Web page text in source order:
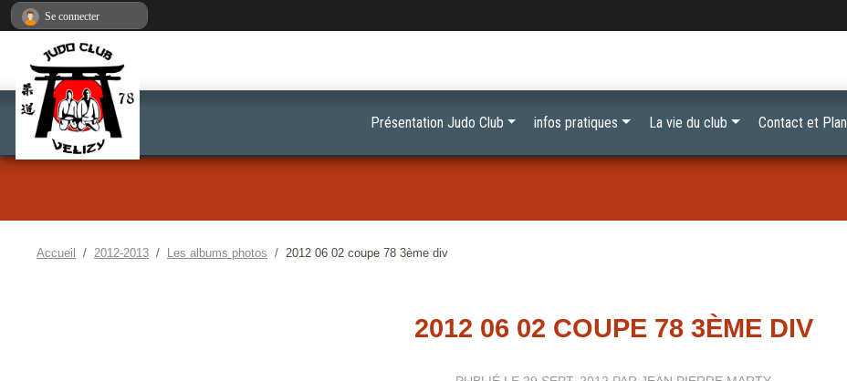
Accueil 2012-2013 Les albums photos 2012 06 02 coupe 78 3ème div
2012 06 02 COUPE 78 3ÈME DIV
Présentation Judo Club infos pratiques La vie du club Contact et Plan
Se connecter
Panneau de gestion des cookies